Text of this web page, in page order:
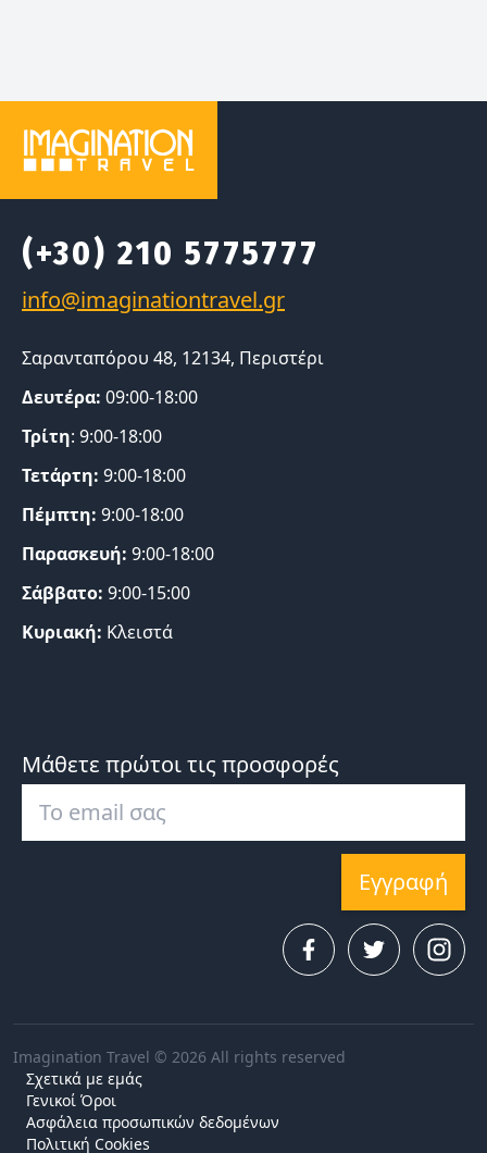
(+30) 210 5775777
Σαρανταπόρου 48, 12134, Περιστέρι
Δευτέρα: 09:00-18:00
Τρίτη: 9:00-18:00
Τετάρτη: 9:00-18:00
Πέμπτη: 9:00-18:00
Παρασκευή: 9:00-18:00
Σάββατο: 9:00-15:00
Κυριακή: Κλειστά
Μάθετε πρώτοι τις προσφορές
Εγγραφή
Imagination Travel © 2026 All rights reserved
Σχετικά με εμάς
Γενικοί Όροι
Ασφάλεια προσωπικών δεδομένων
Πολιτική Cookies